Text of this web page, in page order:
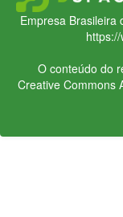
Empresa Brasileira
O conteúdo do
Creative Commons